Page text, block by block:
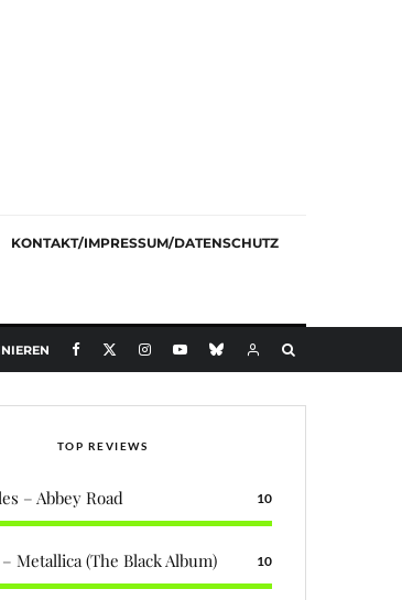
KONTAKT/IMPRESSUM/DATENSCHUTZ
TOP REVIEWS
– Abbey Road 10
Metallica (The Black Album) 10